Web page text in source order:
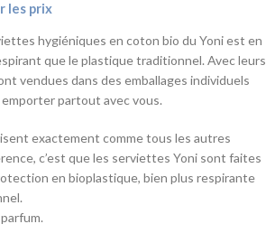
les prix
hygiéniques en coton bio du Yoni est en
que le plastique traditionnel. Avec leurs
vendues dans des emballages individuels
partout avec vous.
exactement comme tous les autres
c’est que les serviettes Yoni sont faites
en bioplastique, bien plus respirante